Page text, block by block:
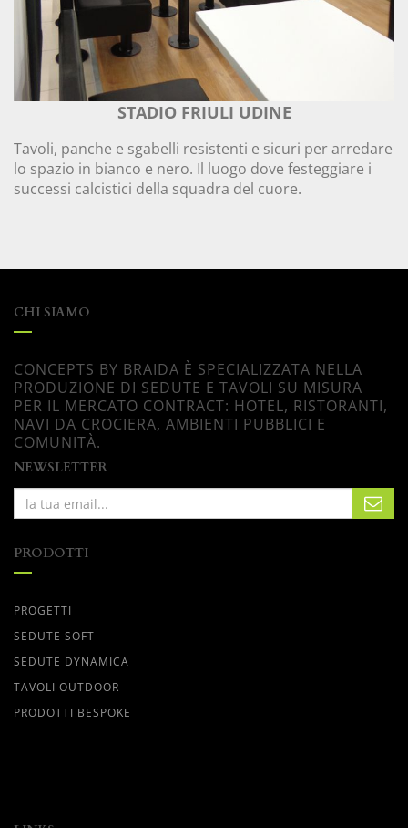
STADIO FRIULI UDINE
Tavoli, panche e sgabelli resistenti e sicuri per arredare
lo spazio in bianco e nero. Il luogo dove festeggiare i
successi calcistici della squadra del cuore.
CHI SIAMO
CONCEPTS BY BRAIDA È SPECIALIZZATA NELLA
PRODUZIONE DI SEDUTE E TAVOLI SU MISURA
PER IL MERCATO CONTRACT: HOTEL, RISTORANTI,
NAVI DA CROCIERA, AMBIENTI PUBBLICI E
COMUNITÀ.
NEWSLETTER
PRODOTTI
PROGETTI
SEDUTE SOFT
SEDUTE DYNAMICA
TAVOLI OUTDOOR
PRODOTTI BESPOKE